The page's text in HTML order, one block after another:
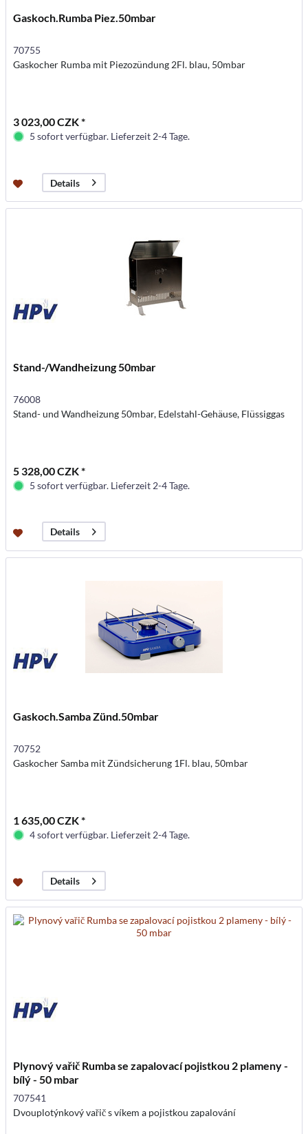
Gaskoch.Rumba Piez.50mbar
70755
Gaskocher Rumba mit Piezozündung 2Fl. blau, 50mbar
3 023,00 CZK *
5 sofort verfügbar. Lieferzeit 2-4 Tage.
Details
Stand-/Wandheizung 50mbar
76008
Stand- und Wandheizung 50mbar, Edelstahl-Gehäuse, Flüssiggas
5 328,00 CZK *
5 sofort verfügbar. Lieferzeit 2-4 Tage.
Details
Gaskoch.Samba Zünd.50mbar
70752
Gaskocher Samba mit Zündsicherung 1Fl. blau, 50mbar
1 635,00 CZK *
4 sofort verfügbar. Lieferzeit 2-4 Tage.
Details
Plynový vařič Rumba se zapalovací pojistkou 2 plameny -
bílý - 50 mbar
707541
Dvouplotýnkový vařič s víkem a pojistkou zapalování